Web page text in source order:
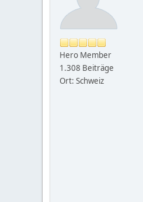
Hero Member
1.308 Beiträge
Ort: Schweiz